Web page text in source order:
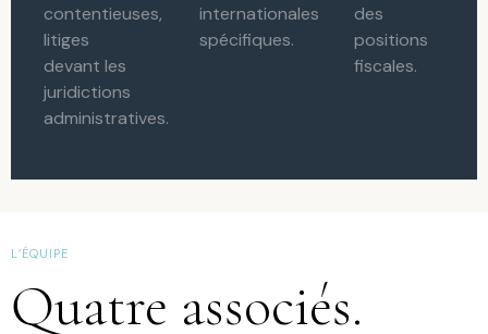
contentieuses,
litiges
devant les
juridictions
administratives.
internationales
spécifiques.
des
positions
fiscales.
L’ÉQUIPE
Quatre associés.